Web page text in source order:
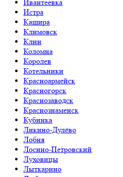
Ивантеевка
Истра
Кашира
Климовск
Клин
Коломна
Королев
Котельники
Красноармейск
Красногорск
Краснозаводск
Краснознаменск
Кубинка
Ликино-Дулёво
Лобня
Лосино-Петровский
Луховицы
Лыткарино